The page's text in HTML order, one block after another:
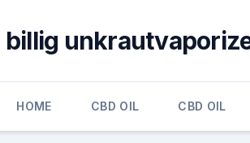
billig
HOME CBD OIL CBD OIL